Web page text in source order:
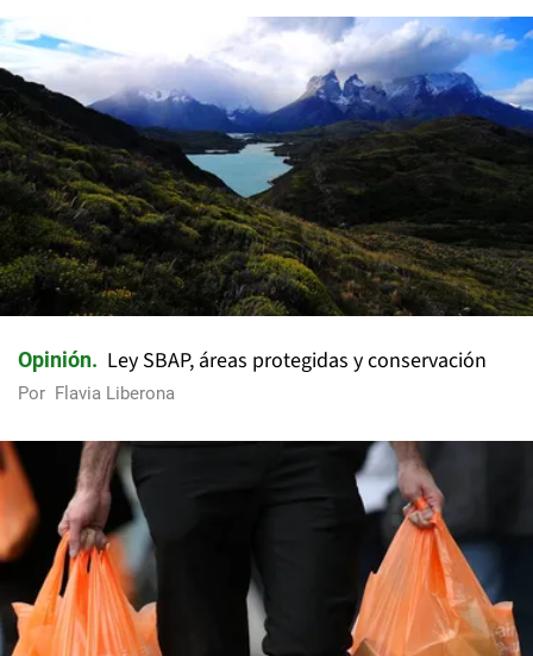
Opinión Ley SBAP, áreas protegidas y conservación
Por Flavia Liberona